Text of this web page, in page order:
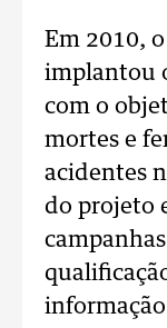
Em 2010,
implantou
com o
mortes e
acidentes
do projeto